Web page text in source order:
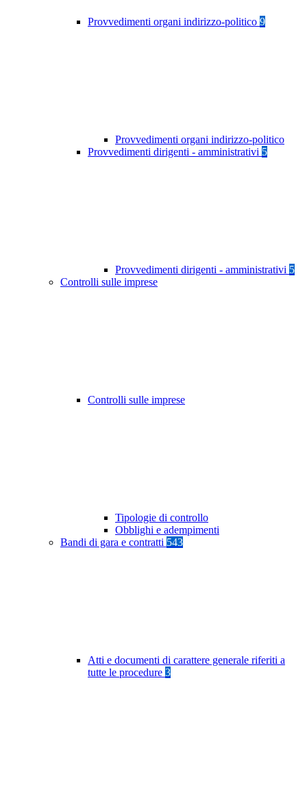
Provvedimenti organi indirizzo-politico 9
Provvedimenti organi indirizzo-politico
Provvedimenti dirigenti - amministrativi 5
Provvedimenti dirigenti - amministrativi 5
Controlli sulle imprese
Controlli sulle imprese
Tipologie di controllo
Obblighi e adempimenti
Bandi di gara e contratti 543
Atti e documenti di carattere generale riferiti a
tutte le procedure 3